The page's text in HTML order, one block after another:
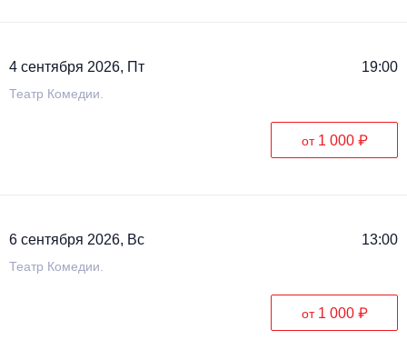
4 сентября 2026, Пт 19:00
Театр Комедии.
от 1 000 ₽
6 сентября 2026, Вс 13:00
Театр Комедии.
от 1 000 ₽